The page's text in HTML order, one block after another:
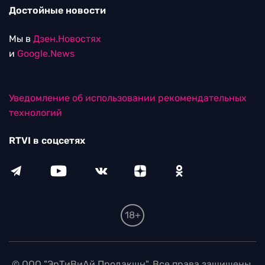
Достойные новости
Мы в Дзен.Новостях
и Google.News
Уведомление об использовании рекомендательных
технологий
RTVI в соцсетях
18+